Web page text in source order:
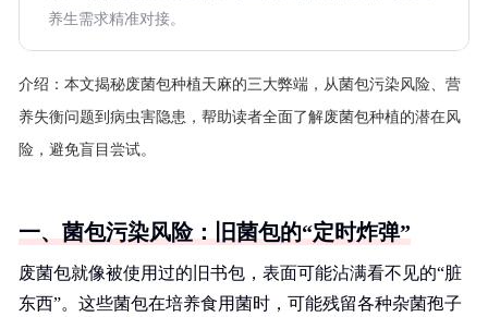
养生需求精准对接。
介绍： 本文揭秘废菌包种植天麻的三大弊端，从菌包污染风险、营
养失衡问题到病虫害隐患，帮助读者全面了解废菌包种植的潜在风
险，避免盲目尝试。
一、菌包污染风险：旧菌包的“定时炸弹”
废菌包就像被使用过的旧书包，表面可能沾满看不见的“脏
东西”。这些菌包在培养食用菌时，可能残留各种杂菌孢子